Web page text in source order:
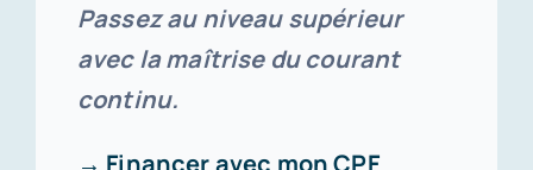
Passez au niveau supérieur
avec la maîtrise du courant
continu.
→ Financer avec mon CPF